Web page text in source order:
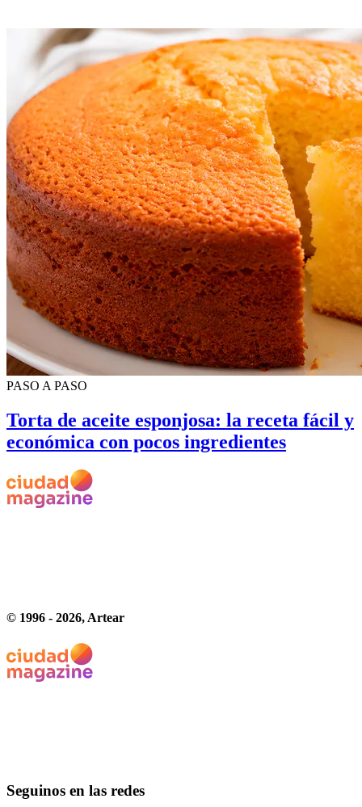
PASO A PASO
Torta de aceite esponjosa: la receta fácil y
económica con pocos ingredientes
© 1996 - 2026, Artear
Seguinos en las redes